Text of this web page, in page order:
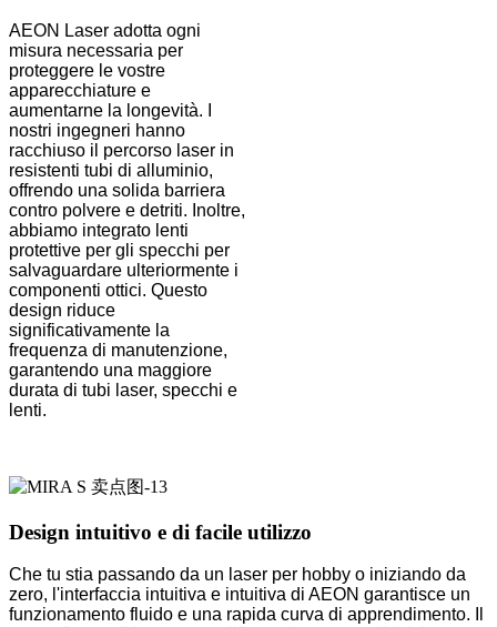
AEON Laser adotta ogni
misura necessaria per
proteggere le vostre
apparecchiature e
aumentarne la longevità. I ​​
nostri ingegneri hanno
racchiuso il percorso laser in
resistenti tubi di alluminio,
offrendo una solida barriera
contro polvere e detriti. Inoltre,
abbiamo integrato lenti
protettive per gli specchi per
salvaguardare ulteriormente i
componenti ottici. Questo
design riduce
significativamente la
frequenza di manutenzione,
garantendo una maggiore
durata di tubi laser, specchi e
lenti.
Design intuitivo e di facile utilizzo
Che tu stia passando da un laser per hobby o iniziando da
zero, l'interfaccia intuitiva e intuitiva di AEON garantisce un
funzionamento fluido e una rapida curva di apprendimento. Il